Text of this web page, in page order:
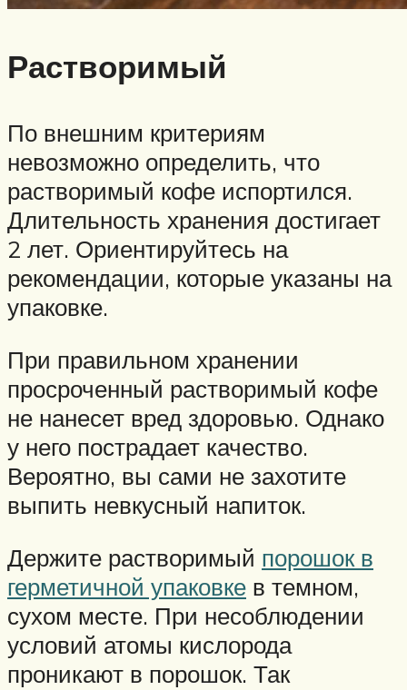
Растворимый
По внешним критериям
невозможно определить, что
растворимый кофе испортился.
Длительность хранения достигает
2 лет. Ориентируйтесь на
рекомендации, которые указаны на
упаковке.
При правильном хранении
просроченный растворимый кофе
не нанесет вред здоровью. Однако
у него пострадает качество.
Вероятно, вы сами не захотите
выпить невкусный напиток.
Держите растворимый порошок в
герметичной упаковке в темном,
сухом месте. При несоблюдении
условий атомы кислорода
проникают в порошок. Так